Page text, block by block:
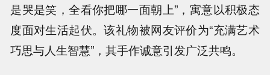
是哭是笑，全看你把哪一面朝上”，寓意以积极态
度面对生活起伏。该礼物被网友评价为“充满艺术
巧思与人生智慧”，其手作诚意引发广泛共鸣。